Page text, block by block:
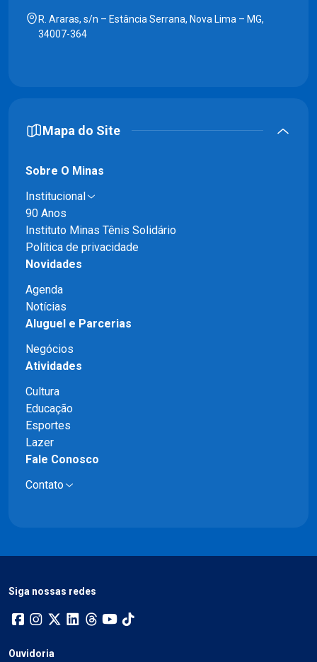
R. Araras, s/n – Estância Serrana, Nova Lima – MG,
34007-364
Mapa do Site
Sobre O Minas
Institucional
90 Anos
Instituto Minas Tênis Solidário
Política de privacidade
Novidades
Agenda
Notícias
Aluguel e Parcerias
Negócios
Atividades
Cultura
Educação
Esportes
Lazer
Fale Conosco
Contato
Siga nossas redes
Ouvidoria